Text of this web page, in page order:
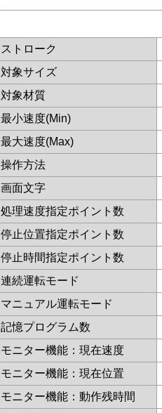
ストローク
対象サイズ
対象材質
最小速度(Min)
最大速度(Max)
操作方法
画面文字
処理速度指定ポイント数
停止位置指定ポイント数
停止時間指定ポイント数
連続運転モード
マニュアル運転モード
記憶プログラム数
モニター機能：現在速度
モニター機能：現在位置
モニター機能：動作残時間